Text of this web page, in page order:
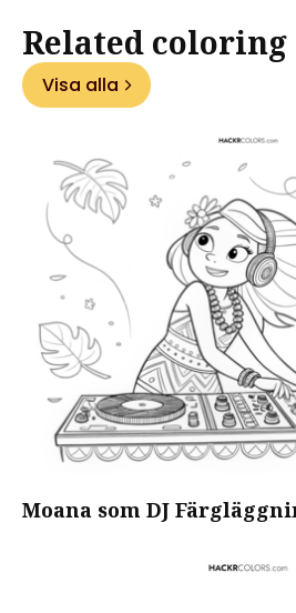
Related coloring
Visa alla
Moana som DJ